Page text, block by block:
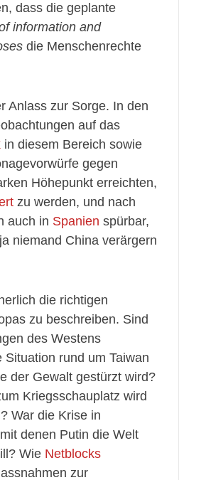
dass die geplante
information and
die Menschenrechte
Anlass zur Sorge. In den
auf das
in diesem Bereich sowie
gegen
Höhepunkt erreichten,
zu werden, und nach
auch in Spanien spürbar,
niemand China verärgern
die richtigen
zu beschreiben. Sind
des Westens
rund um Taiwan
der Gewalt gestürzt wird?
Kriegsschauplatz wird
War die Krise in
denen Putin die Welt
Wie Netblocks
zur